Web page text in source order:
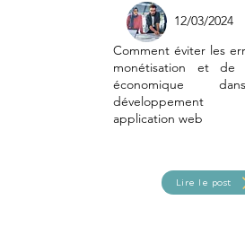
12/03/2024
Comment éviter les
monétisation et de
économique
développement
application web
Lire le post